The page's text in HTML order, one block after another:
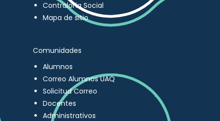
Contraloría Social
Mapa de sitio
Comunidades
Alumnos
Correo Alumnos UAQ
Solicitud Correo
Docentes
Administrativos